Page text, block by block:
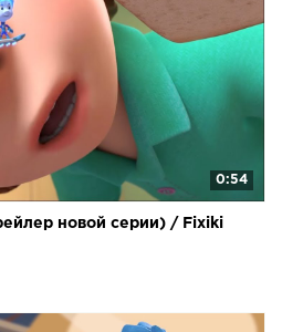
0:54
новой серии) / Fixiki